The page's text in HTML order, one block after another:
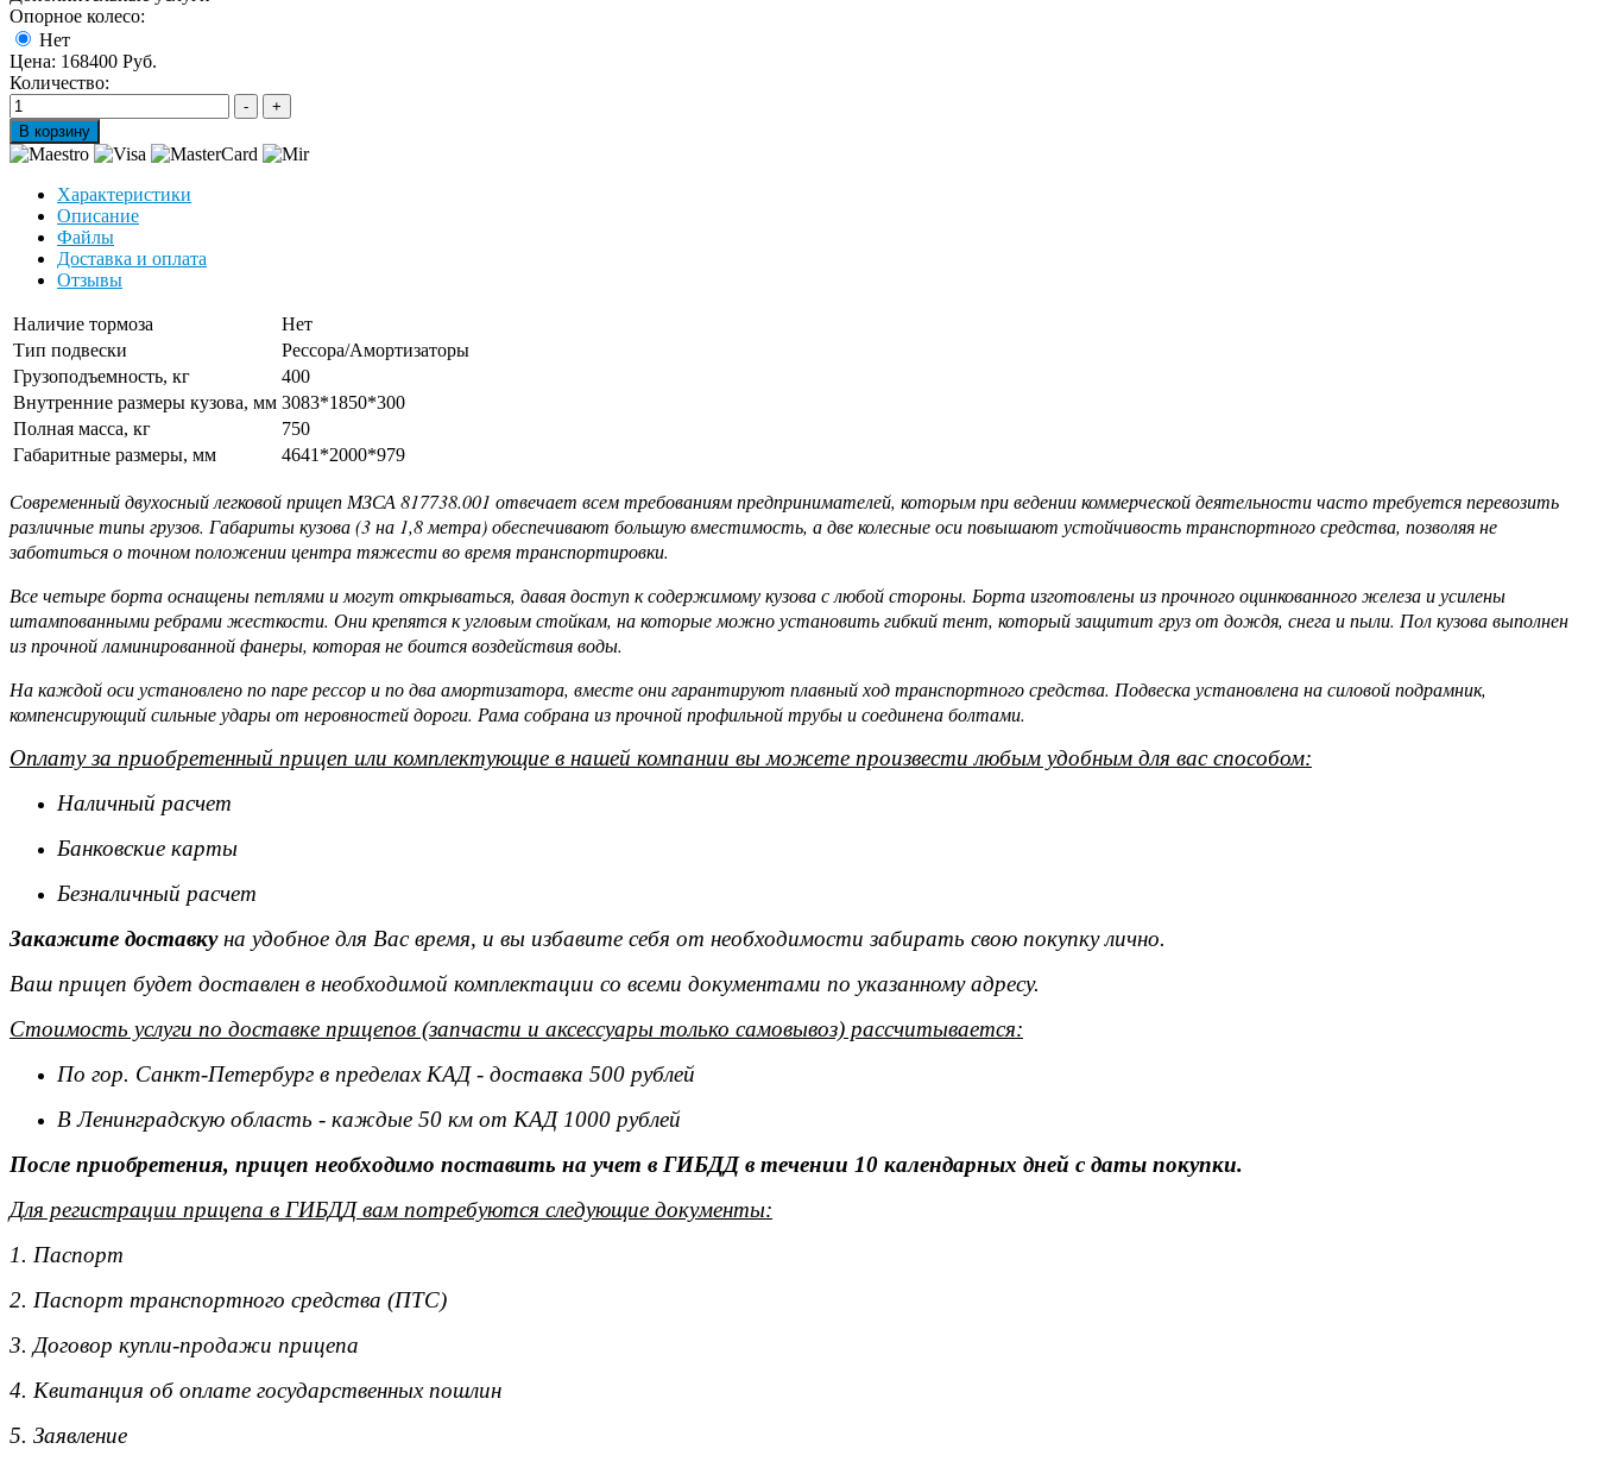
Опорное колесо:
Нет
Цена: 168400 Руб.
Количество:
Характеристики
Описание
Файлы
Доставка и оплата
Отзывы
Наличие тормоза
Нет
Тип подвески
Рессора/Амортизаторы
Грузоподъемность, кг
400
Внутренние размеры кузова, мм 3083*1850*300
Полная масса, кг
750
Габаритные размеры, мм
4641*2000*979
Современный двухосный легковой прицеп МЗСА 817738.001 отвечает всем требованиям предпринимателей, которым при ведении коммерческой деятельности часто требуется перевозить
различные типы грузов. Габариты кузова (3 на 1,8 метра) обеспечивают большую вместимость, а две колесные оси повышают устойчивость транспортного средства, позволяя не
заботиться о точном положении центра тяжести во время транспортировки.
Все четыре борта оснащены петлями и могут открываться, давая доступ к содержимому кузова с любой стороны. Борта изготовлены из прочного оцинкованного железа и усилены
штампованными ребрами жесткости. Они крепятся к угловым стойкам, на которые можно установить гибкий тент, который защитит груз от дождя, снега и пыли. Пол кузова выполнен
из прочной ламинированной фанеры, которая не боится воздействия воды.
На каждой оси установлено по паре рессор и по два амортизатора, вместе они гарантируют плавный ход транспортного средства. Подвеска установлена на силовой подрамник,
компенсирующий сильные удары от неровностей дороги. Рама собрана из прочной профильной трубы и соединена болтами.
Оплату за приобретенный прицеп или комплектующие в нашей компании вы можете произвести любым удобным для вас способом:
Наличный расчет
Банковские карты
Безналичный расчет
Закажите доставкуна удобное для Вас время, и вы избавите себя от необходимости забирать свою покупку лично.
Ваш прицеп будет доставлен в необходимой комплектации со всеми документами по указанному адресу.
Стоимость услуги по доставке прицепов (запчасти и аксессуары только самовывоз) рассчитывается:
По гор. Санкт-Петербург в пределах КАД - доставка 500 рублей
В Ленинградскую область - каждые 50 км от КАД 1000 рублей
После приобретения, прицеп необходимо поставить на учет в ГИБДД в течении 10 календарных дней с даты покупки.
Для регистрации прицепа в ГИБДД вам потребуются следующие документы:
1. Паспорт
2. Паспорт транспортного средства (ПТС)
3. Договор купли-продажи прицепа
4. Квитанция об оплате государственных пошлин
5. Заявление